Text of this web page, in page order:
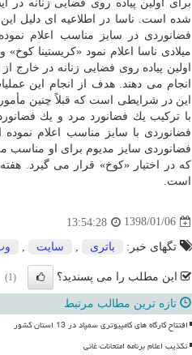
برای اولین پیاده روی فضایی زنانه در
شده است. ناسا در اطلاعیه ای دلیل این
فضانوردی در سایز مناسب اعلام
اولین پیاده روی فضایی زنانه در خارج
انجام می دهند. هدف از انجام این
این در شرایطی است كه قبلاً چنین
با تركیب یك فضانورد مرد و یك
فضانوردی با سایز مناسب اعلام
فضانوردی سایز مدیوم برای او مناسب
كه در اختیار «كوخ» قرار می گیرد.
است.
1398/01/06
13:54:28
تگهای خبر: باتری سایت
این مطلب را می پسندید؟ (1)
تازه ترین مطالب مرتبط
افتتاح کارگاه های کامپیوتری سمپاد در 13 استان کشور
تکذیب اعلام برنامه امتحانات غائی